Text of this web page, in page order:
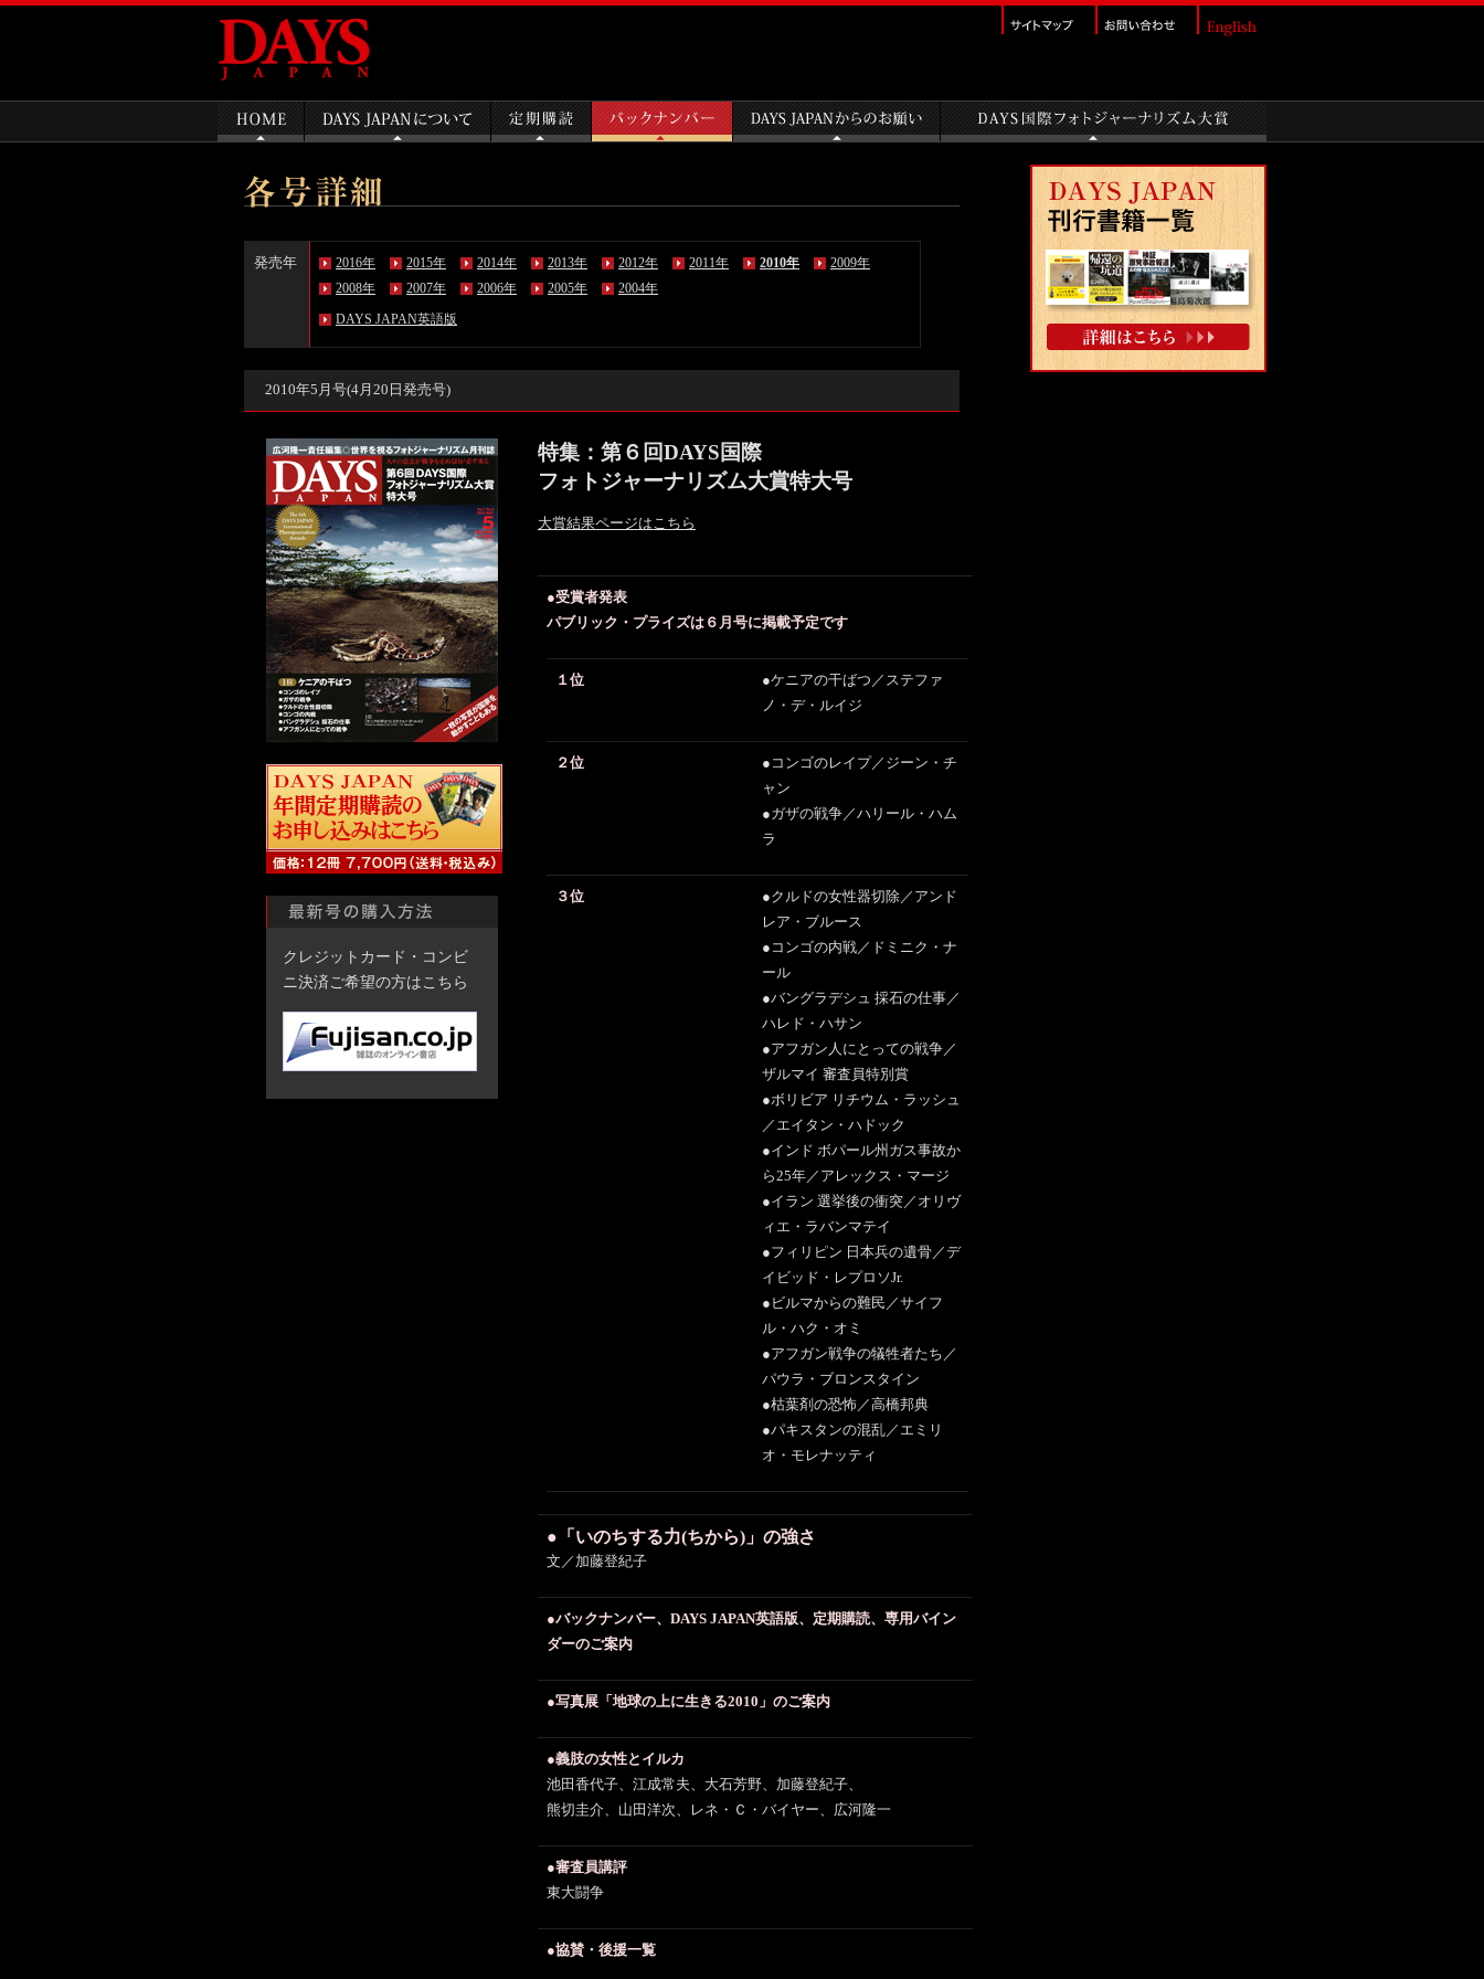
発売年 2016年 2015年 2014年 2013年 2012年 2011年 2010年
2009年
2008年
2007年 2006年 2005年 2004年
DAYS JAPAN英語版
2010年5月号(4月20日発売号)
クレジットカード・コンビ
ニ決済ご希望の方はこちら
特集：第６回DAYS国際
フォトジャーナリズム大賞特大号
大賞結果ページはこちら
●受賞者発表
パブリック・プライズは６月号に掲載予定です
１位
●ケニアの干ばつ／ステファ
ノ・デ・ルイジ
２位
●コンゴのレイプ／ジーン・チ
ャン
●ガザの戦争／ハリール・ハム
ラ
３位
●クルドの女性器切除／アンド
レア・ブルース
●コンゴの内戦／ドミニク・ナ
ール
●バングラデシュ 採石の仕事／
ハレド・ハサン
●アフガン人にとっての戦争／
ザルマイ 審査員特別賞
●ボリビア リチウム・ラッシュ
／エイタン・ハドック
●インド ボパール州ガス事故か
ら25年／アレックス・マージ
●イラン 選挙後の衝突／オリヴ
ィエ・ラバンマテイ
●フィリピン 日本兵の遺骨／デ
イビッド・レプロソJr.
●ビルマからの難民／サイフ
ル・ハク・オミ
●アフガン戦争の犠牲者たち／
パウラ・ブロンスタイン
●枯葉剤の恐怖／高橋邦典
●パキスタンの混乱／エミリ
オ・モレナッティ
●「いのちする力(ちから)」の強さ
文／加藤登紀子
●バックナンバー、DAYS JAPAN英語版、定期購読、専用バイン
ダーのご案内
●写真展「地球の上に生きる2010」のご案内
●義肢の女性とイルカ
池田香代子、江成常夫、大石芳野、加藤登紀子、
熊切圭介、山田洋次、レネ・Ｃ・バイヤー、広河隆一
●審査員講評
東大闘争
●協賛・後援一覧